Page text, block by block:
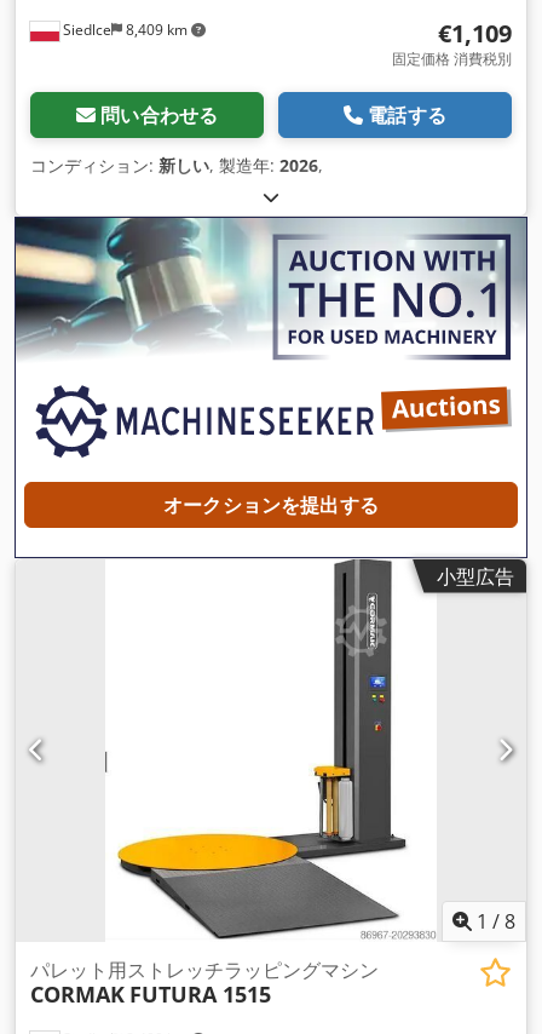
Siedlce 8,409 km €1,109
固定価格 消費税別
問い合わせる 電話する
コンディション: 新しい, 製造年: 2026,
オークションを提出する
小型広告
1 /8
パレット用ストレッチラッピングマシン
CORMAK FUTURA 1515